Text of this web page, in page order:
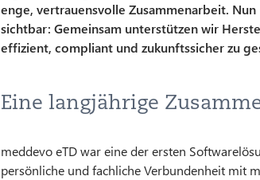
enge, vertrauensvolle Zusammenarbeit.
sichtbar: Gemeinsam unterstützen wir
effizient, compliant und zukunftssicher zu
Eine langjährige
meddevo eTD war eine der ersten
persönliche und fachliche Verbundenheit mit